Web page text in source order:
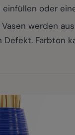
oder
Vasen werden
Farbton